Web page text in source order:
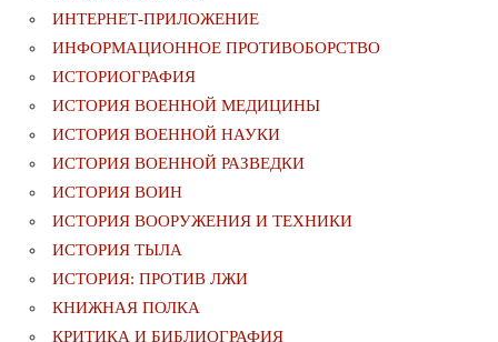
ИНТЕРНЕТ-ПРИЛОЖЕНИЕ
ИНФОРМАЦИОННОЕ ПРОТИВОБОРСТВО
ИСТОРИОГРАФИЯ
ИСТОРИЯ ВОЕННОЙ МЕДИЦИНЫ
ИСТОРИЯ ВОЕННОЙ НАУКИ
ИСТОРИЯ ВОЕННОЙ РАЗВЕДКИ
ИСТОРИЯ ВОИН
ИСТОРИЯ ВООРУЖЕНИЯ И ТЕХНИКИ
ИСТОРИЯ ТЫЛА
ИСТОРИЯ: ПРОТИВ ЛЖИ
КНИЖНАЯ ПОЛКА
КРИТИКА И БИБЛИОГРАФИЯ